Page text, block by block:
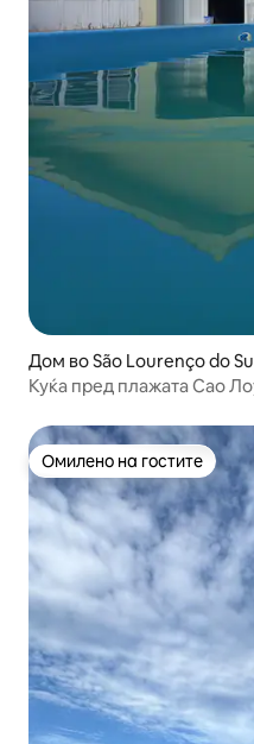
Дом во São Lourenço do Sul
Омилено на гостите
Омилено на гостите